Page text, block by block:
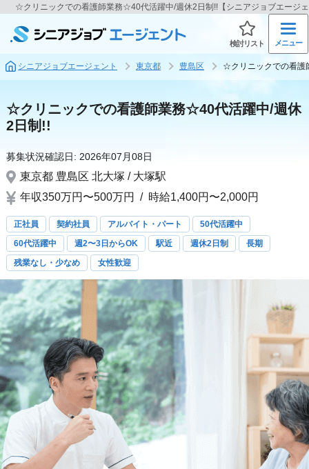
☆クリニックでの看護師業務☆40代活躍中/週休2日制!!【シニアジョブエージ
検討リスト メニュー
シニアジョブエージェント 東京都 豊島区 ☆クリニックでの看護
☆クリニックでの看護師業務☆40代活躍中/週休
2日制!!
募集状況確認日: 2026年07月08日
東京都 豊島区 北大塚 / 大塚駅
年収350万円〜500万円
/ 時給1,400円〜2,000円
正社員 契約社員 アルバイト・パート
50代活躍中
60代活躍中
週2〜3日からOK 駅近 週休2日制
長期
残業なし・少なめ
女性歓迎